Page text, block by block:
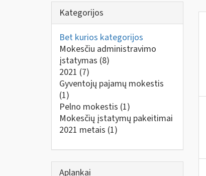
Kategorijos
Bet kurios kategorijos
Mokesčiu administravimo
įstatymas (8)
2021 (7)
Gyventojų pajamų mokestis
(1)
Pelno mokestis (1)
Mokesčių įstatymų pakeitimai
2021 metais (1)
Aplankai